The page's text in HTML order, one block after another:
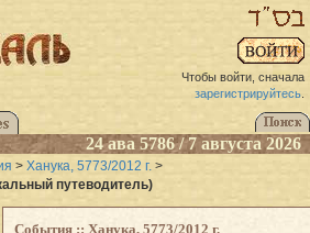
Чтобы войти, сначала
зарегистрируйтесь.
24 ава 5786 / 7 августа 2026
> Ханука, 5773/2012 г. >
путеводитель)
События :: Ханука, 5773/2012 г.